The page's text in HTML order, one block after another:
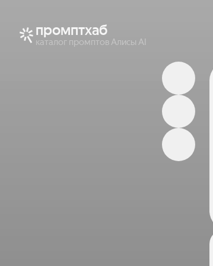
промптхаб
каталог промптов Алисы AI